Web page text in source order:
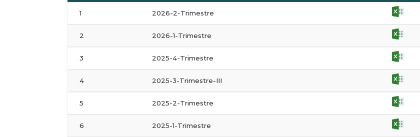
1 2026-2-Trimestre
2 2026-1-Trimestre
3 2025-4-Trimestre
4 2025-3-Trimestre-III
5 2025-2-Trimestre
6 2025-1-Trimestre